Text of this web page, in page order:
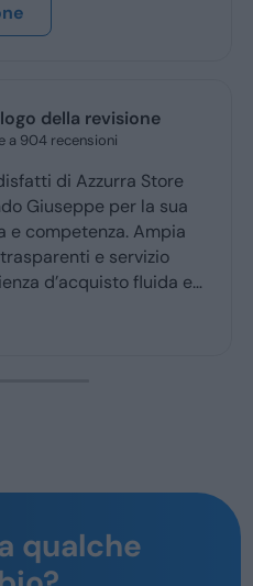
della revisione
a 904 recensioni
di Azzurra Store
Giuseppe per la sua
e competenza. Ampia
e servizio
d’acquisto fluida e
parte degli utenti.
qualche